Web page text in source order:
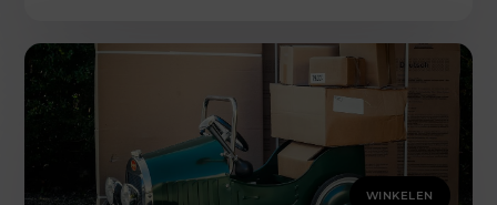
WINKELEN